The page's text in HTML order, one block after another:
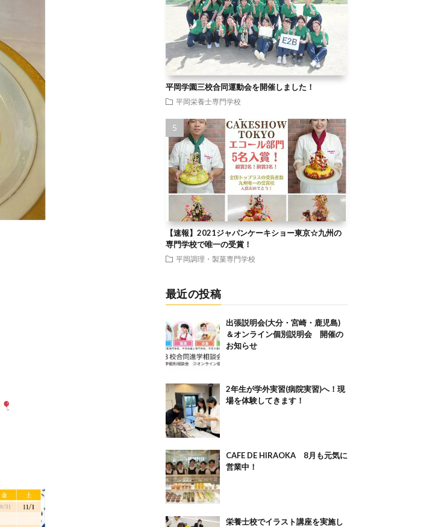
平岡学園三校合同運動会を開催しました！
平岡栄養士専門学校
【速報】2021ジャパンケーキショー東京☆九州の
専門学校で唯一の受賞！
平岡調理・製菓専門学校
最近の投稿
出張説明会(大分・宮崎・鹿児島)
＆オンライン個別説明会 開催の
お知らせ
2年生が学外実習(病院実習)へ！現
場を体験してきます！
CAFE DE HIRAOKA 8月も元気に
営業中！
栄養士校でイラスト講座を実施し